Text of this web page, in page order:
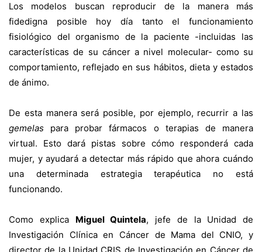
Los modelos buscan reproducir de la manera más
fidedigna posible hoy día tanto el funcionamiento
fisiológico del organismo de la paciente -incluidas las
características de su cáncer a nivel molecular- como su
comportamiento, reflejado en sus hábitos, dieta y estados
de ánimo.
De esta manera será posible, por ejemplo, recurrir a las
gemelas para probar fármacos o terapias de manera
virtual. Esto dará pistas sobre cómo responderá cada
mujer, y ayudará a detectar más rápido que ahora cuándo
una determinada estrategia terapéutica no está
funcionando.
Como explica Miguel Quintela, jefe de la Unidad de
Investigación Clínica en Cáncer de Mama del CNIO, y